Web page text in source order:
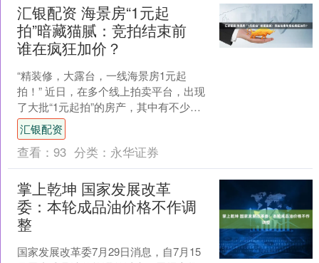
汇银配资 海景房“1元起
拍”暗藏猫腻：竞拍结束前
谁在疯狂加价？
“精装修，大露台，一线海景房1元起
拍！” 近日，在多个线上拍卖平台，出现
了大批“1元起拍”的房产，其中有不少是
山东乳山、广东惠州等地的海景房。这
些被挂拍房产，大....
汇银配资
查看： 93 分类： 永华证券
掌上乾坤 国家发展改革
委：本轮成品油价格不作调
整
国家发展改革委7月29日消息，自7月15